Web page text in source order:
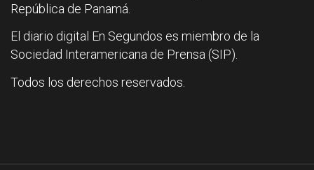
República de Panamá.
El diario digital En Segundos es miembro de la
Sociedad Interamericana de Prensa (SIP).
Todos los derechos reservados.